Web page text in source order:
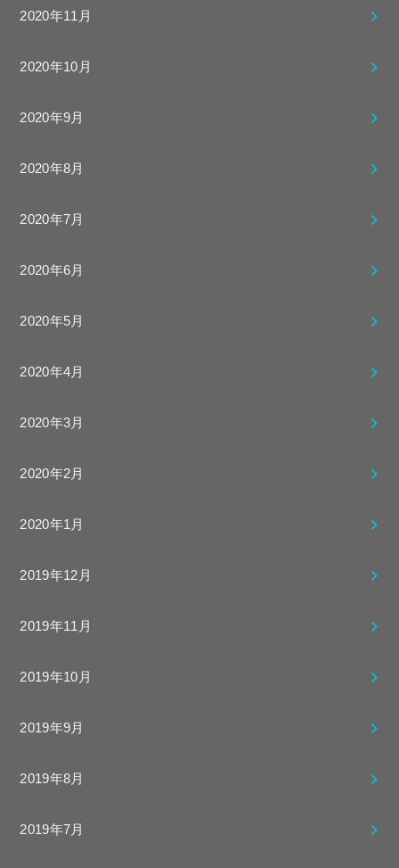
2020年11月
2020年10月
2020年9月
2020年8月
2020年7月
2020年6月
2020年5月
2020年4月
2020年3月
2020年2月
2020年1月
2019年12月
2019年11月
2019年10月
2019年9月
2019年8月
2019年7月